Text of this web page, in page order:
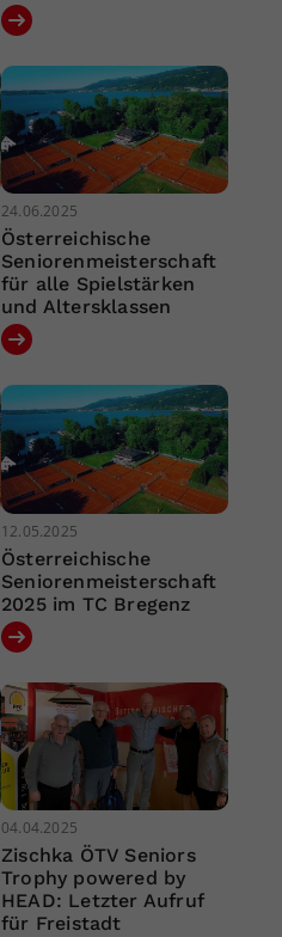
24.06.2025
Österreichische
Seniorenmeisterschaft
für alle Spielstärken
und Altersklassen
12.05.2025
Österreichische
Seniorenmeisterschaft
2025 im TC Bregenz
04.04.2025
Zischka ÖTV Seniors
Trophy powered by
HEAD: Letzter Aufruf
für Freistadt